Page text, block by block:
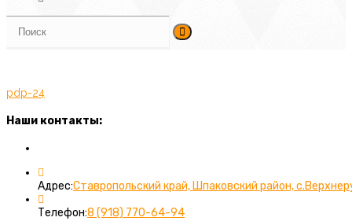
pdp-24
Наши контакты:
Адрес:Ставропольский край, Шпаковский район,
Телефон:8 (918) 770-64-94Откроется